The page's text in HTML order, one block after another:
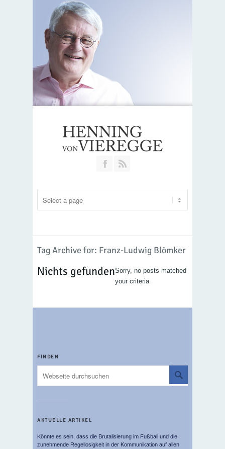
Join our Facebook Group
Tag Archive for: Franz-Ludwig Blömker
Nichts gefundenSorry, no posts matched
your criteria
FINDEN
AKTUELLE ARTIKEL
Könnte es sein, dass die Brutalisierung im Fußball und die
zunehmende Regellosigkeit in der Kommunikation auf allen